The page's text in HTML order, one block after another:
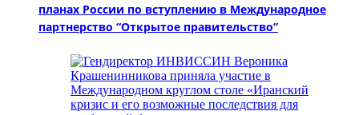
планах России по вступлению в Международное
партнерство “Открытое правительство”